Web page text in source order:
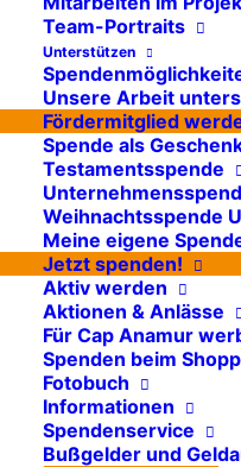
Team-Portraits
Unterstützen
Unsere Arbeit
Fördermitglied
Spende als
Testamentsspende
Weihnachtsspende
Meine eigene
Jetzt spenden!
Aktiv werden
Aktionen & Anlässe
Für Cap Anamur
Spenden beim
Fotobuch
Informationen
Spendenservice
Bußgelder und
für die
Aleppo
Unmittelbar
der Türkei
Februar
Anamur /
Ärzte e.V.
geliefert.